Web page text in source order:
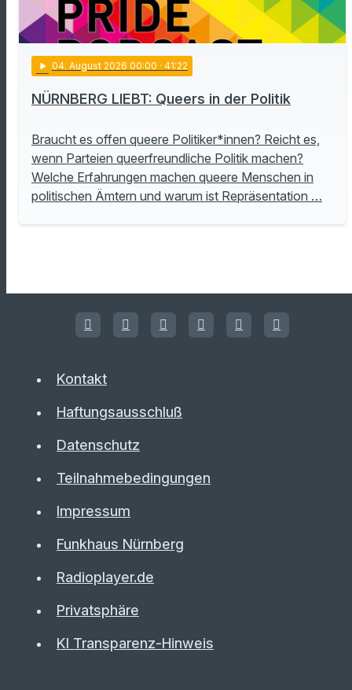
play_arrow 04. August 2026 00:00 · 41:22
NÜRNBERG LIEBT: Queers in der Politik
Braucht es offen queere Politiker*innen? Reicht es,
wenn Parteien queerfreundliche Politik machen?
Welche Erfahrungen machen queere Menschen in
politischen Ämtern und warum ist Repräsentation …
Kontakt
Haftungsausschluß
Datenschutz
Teilnahmebedingungen
Impressum
Funkhaus Nürnberg
Radioplayer.de
Privatsphäre
KI Transparenz-Hinweis